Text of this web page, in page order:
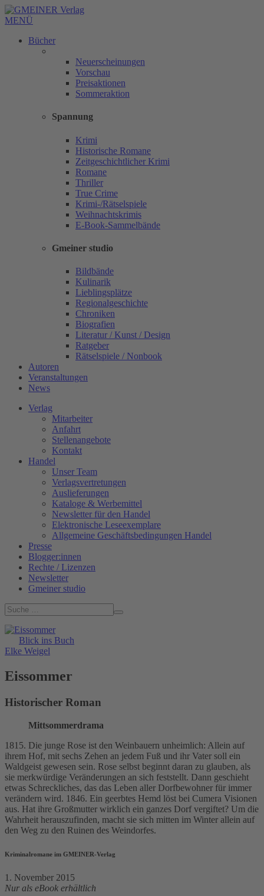
MENÜ
Bücher
Neuerscheinungen
Vorschau
Preisaktionen
Sommeraktion
Spannung
Krimi
Historische Romane
Zeitgeschichtlicher Krimi
Romane
Thriller
True Crime
Krimi-/Rätselspiele
Weihnachtskrimis
E-Book-Sammelbände
Gmeiner studio
Bildbände
Kulinarik
Lieblingsplätze
Regionalgeschichte
Chroniken
Biografien
Literatur / Kunst / Design
Ratgeber
Rätselspiele / Nonbook
Autoren
Veranstaltungen
News
Verlag
Mitarbeiter
Anfahrt
Stellenangebote
Kontakt
Handel
Unser Team
Verlagsvertretungen
Auslieferungen
Kataloge & Werbemittel
Newsletter für den Handel
Elektronische Leseexemplare
Allgemeine Geschäftsbedingungen Handel
Presse
Blogger:innen
Rechte / Lizenzen
Newsletter
Gmeiner studio
Blick ins Buch
Elke Weigel
Eissommer
Historischer Roman
Mittsommerdrama
1815. Die junge Rose ist den Weinbauern unheimlich: Allein auf
ihrem Hof, mit sechs Zehen an jedem Fuß und ihr Vater soll ein
Waldgeist gewesen sein. Rose selbst beginnt daran zu glauben, als
sie merkwürdige Veränderungen an sich feststellt. Dann geschieht
etwas Schreckliches, das das Leben aller Dorfbewohner für immer
verändern wird. 1846. Ein geerbtes Hemd löst bei Cumera Visionen
aus. Hat ihre Großmutter wirklich ein ganzes Dorf vergiftet? Um die
Wahrheit herauszufinden, macht sie sich mitten im Winter allein auf
den Weg zu den Ruinen des Weindorfes.
Kriminalromane im GMEINER-Verlag
1. November 2015
Nur als eBook erhältlich